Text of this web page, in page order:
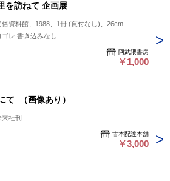
を訪ねて 企画展
資料館、1988、1冊 (頁付なし)、26cm
レ 書き込みなし
阿武隈書房
￥1,000
て （画像あり）
社刊
古本配達本舗
￥3,000